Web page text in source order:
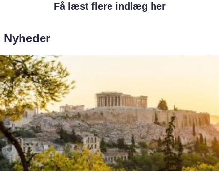
Få læst flere indlæg her
Nyheder